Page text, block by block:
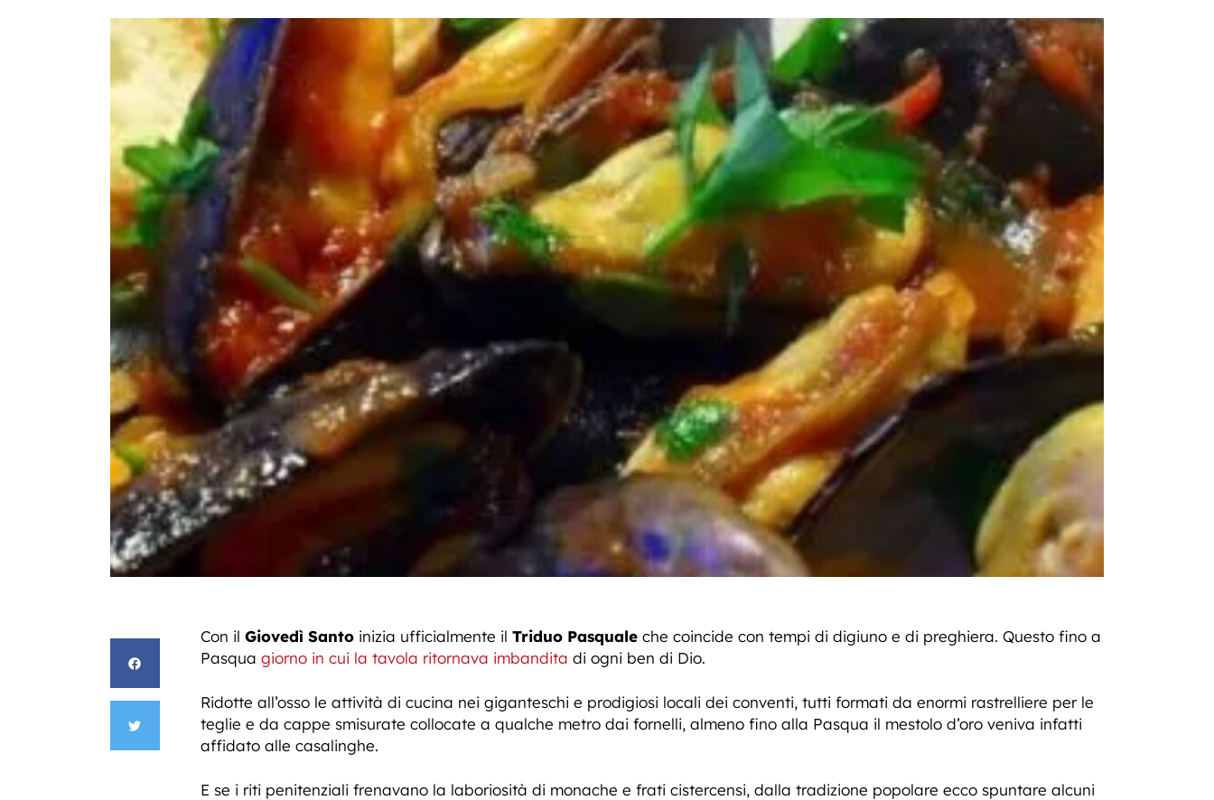
Con il Giovedì Santo inizia ufficialmente il Triduo Pasquale che coincide con tempi di digiuno e di preghiera. Questo fino a
Pasqua giorno in cui la tavola ritornava imbandita di ogni ben di Dio.
Ridotte all’osso le attività di cucina nei giganteschi e prodigiosi locali dei conventi, tutti formati da enormi rastrelliere per le
teglie e da cappe smisurate collocate a qualche metro dai fornelli, almeno fino alla Pasqua il mestolo d’oro veniva infatti
affidato alle casalinghe.
E se i riti penitenziali frenavano la laboriosità di monache e frati cistercensi, dalla tradizione popolare ecco spuntare alcuni